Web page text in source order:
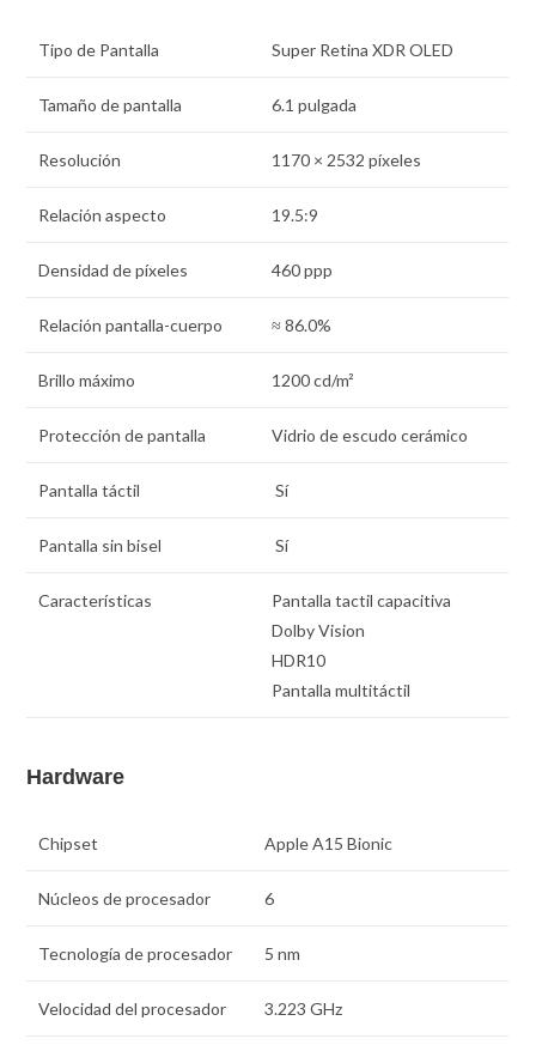
Tipo de Pantalla Super Retina XDR OLED
Tamaño de pantalla 6.1 pulgada
Resolución 1170 × 2532 píxeles
Relación aspecto 19.5:9
Densidad de pí­xeles 460 ppp
Relación pantalla-cuerpo ≈ 86.0%
Brillo máximo 1200 cd/m²
Protección de pantalla Vidrio de escudo cerámico
Pantalla táctil Sí
Pantalla sin bisel Sí
Características
Pantalla tactil capacitiva
Dolby Vision
HDR10
Pantalla multitáctil
Hardware
Chipset Apple A15 Bionic
Núcleos de procesador 6
Tecnología de procesador 5 nm
Velocidad del procesador 3.223 GHz